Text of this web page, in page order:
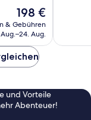
Der
Preis
beträgt
198 €
& Gebühren
Aug.
und Vorteile
Abenteuer!